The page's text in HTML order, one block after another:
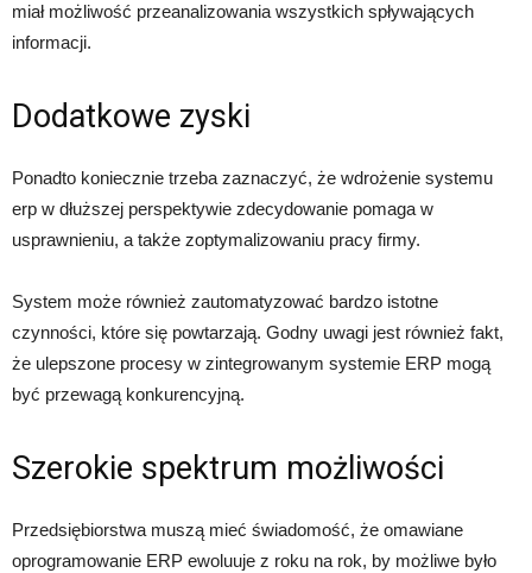
miał możliwość przeanalizowania wszystkich spływających
informacji.
Dodatkowe zyski
Ponadto koniecznie trzeba zaznaczyć, że wdrożenie systemu
erp w dłuższej perspektywie zdecydowanie pomaga w
usprawnieniu, a także zoptymalizowaniu pracy firmy.
System może również zautomatyzować bardzo istotne
czynności, które się powtarzają. Godny uwagi jest również fakt,
że ulepszone procesy w zintegrowanym systemie ERP mogą
być przewagą konkurencyjną.
Szerokie spektrum możliwości
Przedsiębiorstwa muszą mieć świadomość, że omawiane
oprogramowanie ERP ewoluuje z roku na rok, by możliwe było